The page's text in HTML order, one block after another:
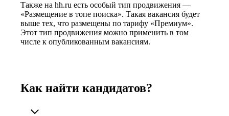
Также на hh.ru есть особый тип продвижения —
«Размещение в топе поиска». Такая вакансия будет
выше тех, что размещены по тарифу «Премиум».
Этот тип продвижения можно применить в том
числе к опубликованным вакансиям.
Как найти кандидатов?